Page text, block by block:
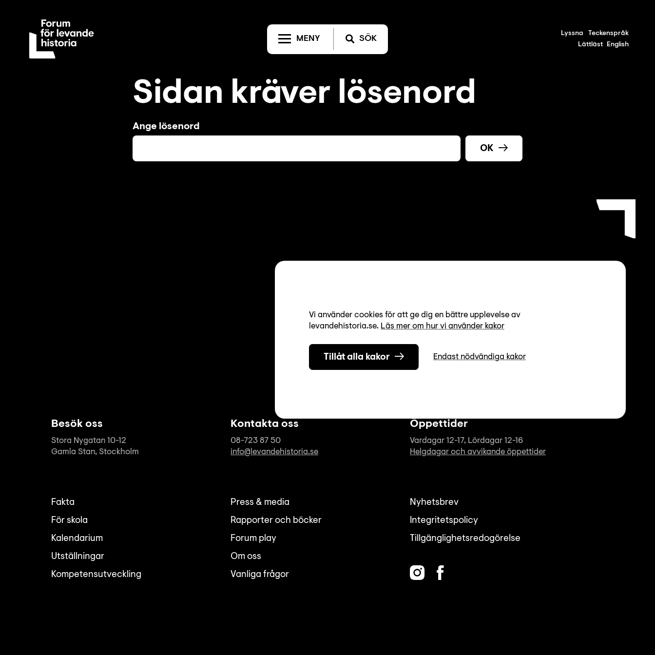
MENY SÖK
Lyssna
Teckenspråk
Lättläst
English
Vi använder cookies för att ge dig en bättre upplevelse av
levandehistoria.se. Läs mer om hur vi använder kakor
Tillåt alla kakor Endast nödvändiga kakor
Sidan kräver lösenord
Ange lösenord
OK
Besök oss
Stora Nygatan 10-12
Gamla Stan, Stockholm
Kontakta oss
08-723 87 50
info@levandehistoria.se
Öppettider
Vardagar 12-17, Lördagar 12-16
Helgdagar och avvikande öppettider
Fakta
För skola
Kalendarium
Utställningar
Kompetensutveckling
Press & media
Rapporter och böcker
Forum play
Om oss
Vanliga frågor
Nyhetsbrev
Integritetspolicy
Tillgänglighetsredogörelse